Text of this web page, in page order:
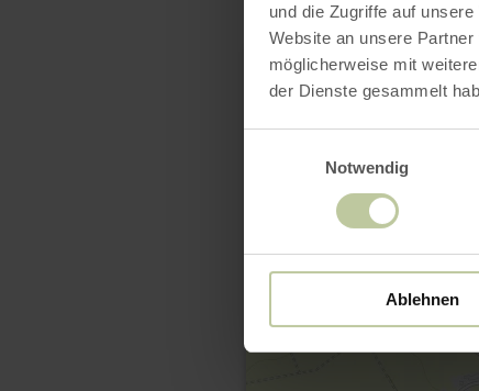
und die Zugriffe auf
Website an unsere
möglicherweise mit
der Dienste gesammelt
Notwendig
Ablehnen